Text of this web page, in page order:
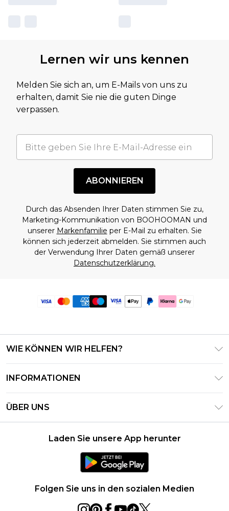
Lernen wir uns kennen
Melden Sie sich an, um E-Mails von uns zu
erhalten, damit Sie nie die guten Dinge
verpassen.
ABONNIEREN
Durch das Absenden Ihrer Daten stimmen Sie zu,
Marketing-Kommunikation von BOOHOOMAN und
unserer Markenfamilie per E-Mail zu erhalten. Sie
können sich jederzeit abmelden. Sie stimmen auch
der Verwendung Ihrer Daten gemäß unserer
Datenschutzerklärung.
WIE KÖNNEN WIR HELFEN?
Meine Bestellung verfolgen & zurücksenden
Lieferoptionen
Rückgaberecht – Aktualisiert Mai 2026
INFORMATIONEN
Geschäftsbedingungen – Aktualisiert Juni 2026
Geschenkkarten-Guthaben
Datenschutzhinweis – Aktualisiert Juni 2026
ÜBER UNS
Erklärung Zur Modernen Sklaverei
Laden Sie unsere App herunter
Folgen Sie uns in den sozialen Medien